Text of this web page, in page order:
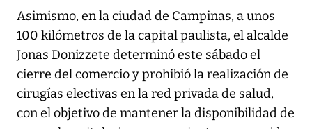
Asimismo, en la ciudad de Campinas, a unos
100 kilómetros de la capital paulista, el alcalde
Jonas Donizzete determinó este sábado el
cierre del comercio y prohibió la realización de
cirugías electivas en la red privada de salud,
con el objetivo de mantener la disponibilidad de